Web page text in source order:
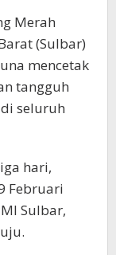
Merah
(Sulbar)
mencetak
tangguh
seluruh
hari,
Februari
Sulbar,